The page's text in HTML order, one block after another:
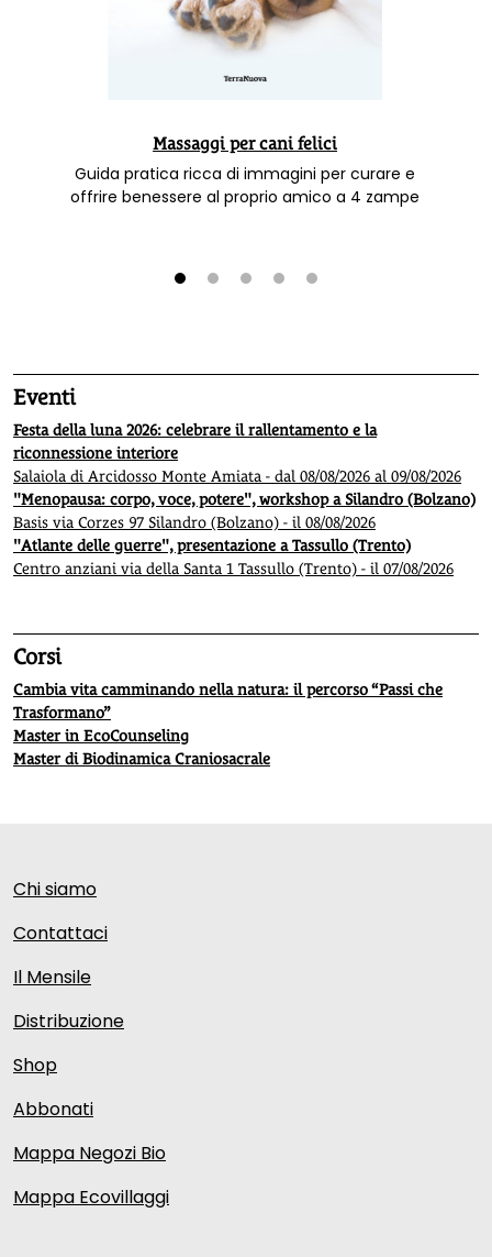
Massaggi per cani felici
Guida pratica ricca di immagini per curare e
offrire benessere al proprio amico a 4 zampe
Eventi
Festa della luna 2026: celebrare il rallentamento e la
riconnessione interiore
Salaiola di Arcidosso Monte Amiata - dal 08/08/2026 al 09/08/2026
"Menopausa: corpo, voce, potere", workshop a Silandro (Bolzano)
Basis via Corzes 97 Silandro (Bolzano) - il 08/08/2026
"Atlante delle guerre", presentazione a Tassullo (Trento)
Centro anziani via della Santa 1 Tassullo (Trento) - il 07/08/2026
Corsi
Cambia vita camminando nella natura: il percorso “Passi che
Trasformano”
Master in EcoCounseling
Master di Biodinamica Craniosacrale
Chi siamo
Contattaci
Il Mensile
Distribuzione
Shop
Abbonati
Mappa Negozi Bio
Mappa Ecovillaggi